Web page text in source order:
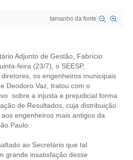
tamanho da fonte
Adjunto de Gestão, Fabrício
feira (23/7), o SEESP,
os engenheiros municipais
Deodoro Vaz, tratou com o
sobre a injusta e prejudicial forma
de Resultados, cuja distribuição
engenheiros mais antigos da
Paulo.
ao Secretário que tal
grande insatisfação desse